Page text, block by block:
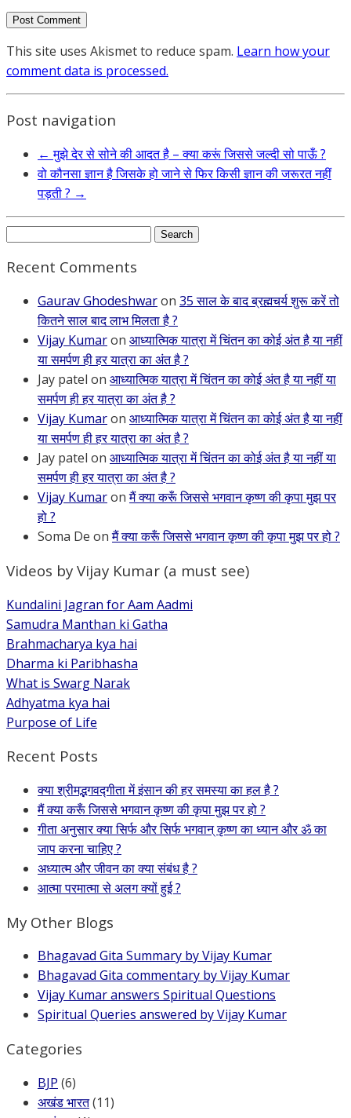
This site uses Akismet to reduce spam. Learn how your
comment data is processed.
Post navigation
← मुझे देर से सोने की आदत है – क्या करूं जिससे जल्दी सो पाऊँ ?
वो कौनसा ज्ञान है जिसके हो जाने से फिर किसी ज्ञान की जरूरत नहीं
पड़ती ? →
Search
Recent Comments
Gaurav Ghodeshwaron 35 साल के बाद ब्रह्मचर्य शुरू करें तो
कितने साल बाद लाभ मिलता है ?
Vijay Kumaron आध्यात्मिक यात्रा में चिंतन का कोई अंत है या नहीं
या समर्पण ही हर यात्रा का अंत है ?
Jay patel on आध्यात्मिक यात्रा में चिंतन का कोई अंत है या नहीं या
समर्पण ही हर यात्रा का अंत है ?
Vijay Kumaron आध्यात्मिक यात्रा में चिंतन का कोई अंत है या नहीं
या समर्पण ही हर यात्रा का अंत है ?
Jay patel on आध्यात्मिक यात्रा में चिंतन का कोई अंत है या नहीं या
समर्पण ही हर यात्रा का अंत है ?
Vijay Kumaronमैं क्या करूँ जिससे भगवान कृष्ण की कृपा मुझ पर
हो ?
Soma De onमैं क्या करूँ जिससे भगवान कृष्ण की कृपा मुझ पर हो ?
Videos by Vijay Kumar (a must see)
Kundalini Jagran for Aam Aadmi
Samudra Manthan ki Gatha
Brahmacharya kya hai
Dharma ki Paribhasha
What is Swarg Narak
Adhyatma kya hai
Purpose of Life
Recent Posts
क्या श्रीमद्भगवद्गीता में इंसान की हर समस्या का हल है ?
मैं क्या करूँ जिससे भगवान कृष्ण की कृपा मुझ पर हो ?
गीता अनुसार क्या सिर्फ और सिर्फ भगवान् कृष्ण का ध्यान और ॐ का
जाप करना चाहिए ?
अध्यात्म और जीवन का क्या संबंध है ?
आत्मा परमात्मा से अलग क्यों हुई ?
My Other Blogs
Bhagavad Gita Summary by Vijay Kumar
Bhagavad Gita commentary by Vijay Kumar
Vijay Kumar answers Spiritual Questions
Spiritual Queries answered by Vijay Kumar
Categories
BJP (6)
अखंड भारत(11)